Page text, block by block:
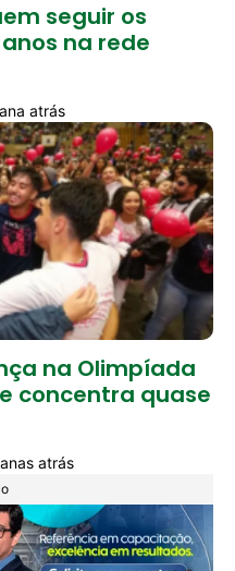
seguir os
na rede
atrás
na Olimpíada
concentra quase
atrás